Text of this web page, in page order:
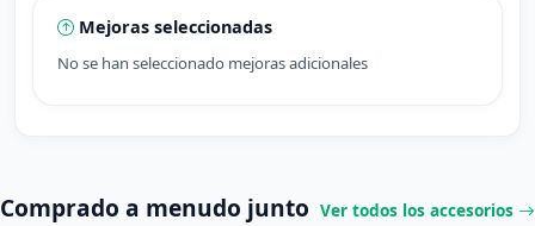
Mejoras seleccionadas
No se han seleccionado mejoras adicionales
Comprado a menudo junto Ver todos los accesorios